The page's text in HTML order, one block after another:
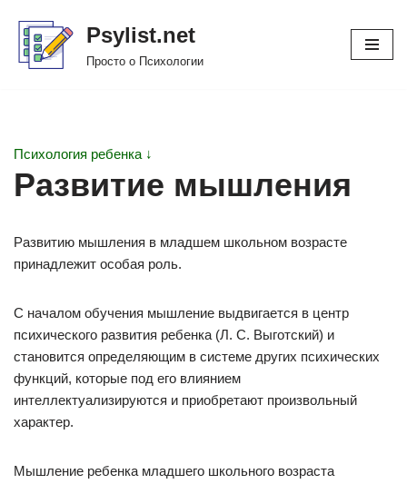
Перейти
Psylist.net
Просто о Психологии
Психология ребенка ↓
Развитие мышления
Развитию мышления в младшем школьном возрасте
принадлежит особая роль.
С началом обучения мышление выдвигается в центр
психического развития ребенка (Л. С. Выготский) и
становится определяющим в системе других психических
функций, которые под его влиянием
интеллектуализируются и приобретают произвольный
характер.
Мышление ребенка младшего школьного возраста